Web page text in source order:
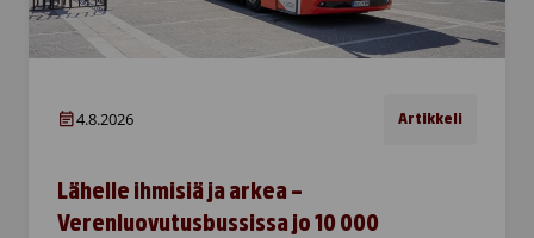
4.8.2026 Artikkeli
Lähelle ihmisiä ja arkea –
Verenluovutusbussissa jo 10 000